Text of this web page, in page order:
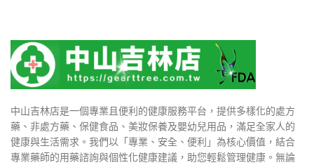
中山吉林店是一個專業且便利的健康服務平台，提供多樣化的處方
藥、非處方藥、保健食品、美妝保養及嬰幼兒用品，滿足全家人的
健康與生活需求。我們以「專業、安全、便利」為核心價值，結合
專業藥師的用藥諮詢與個性化健康建議，助您輕鬆管理健康。無論